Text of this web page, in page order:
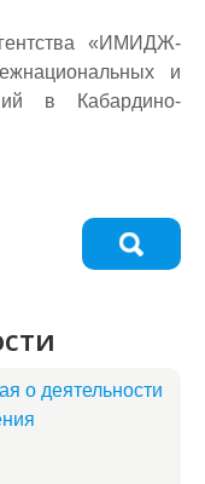
«ИМИДЖ-
и
в Кабардино-
о деятельности